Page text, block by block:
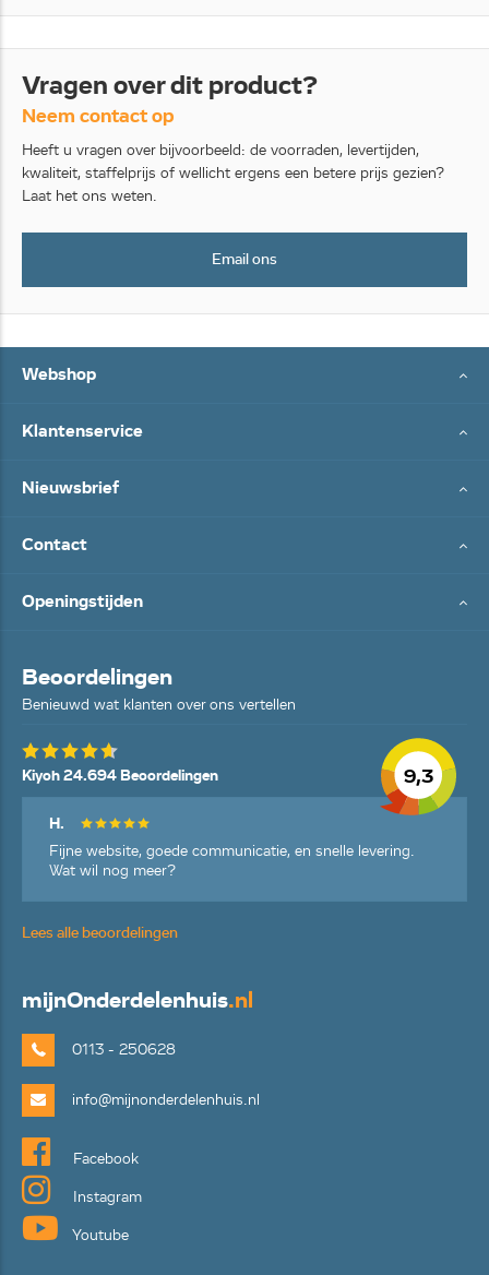
Vragen over dit product?
Neem contact op
Heeft u vragen over bijvoorbeeld: de voorraden, levertijden,
kwaliteit, staffelprijs of wellicht ergens een betere prijs gezien?
Laat het ons weten.
Email ons
Webshop
Klantenservice
Nieuwsbrief
Contact
Openingstijden
Beoordelingen
Benieuwd wat klanten over ons vertellen
9,3
Kiyoh 24.694 Beoordelingen
H.
Fijne website, goede communicatie, en snelle levering.
Wat wil nog meer?
Lees alle beoordelingen
mijnOnderdelenhuis.nl
0113 - 250628
info@mijnonderdelenhuis.nl
Facebook
Instagram
Youtube